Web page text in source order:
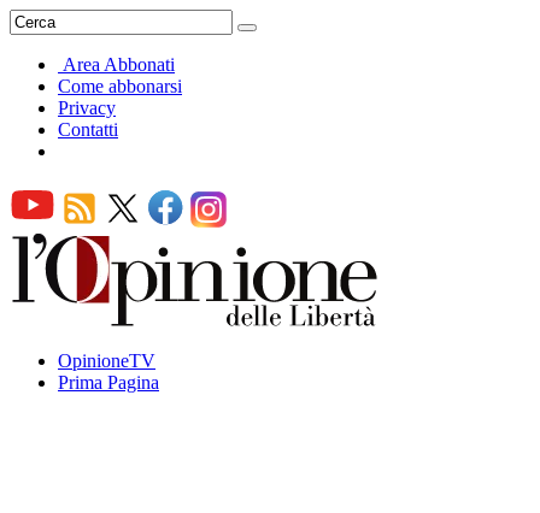
Area Abbonati
Come abbonarsi
Privacy
Contatti
OpinioneTV
Prima Pagina